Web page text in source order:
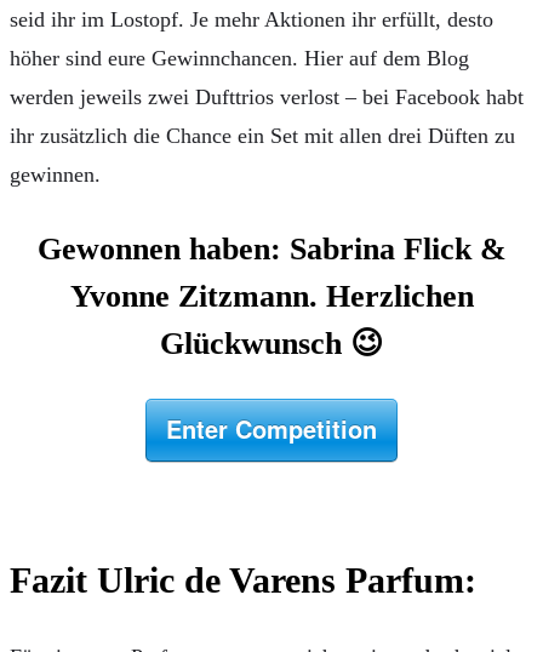
seid ihr im Lostopf. Je mehr Aktionen ihr erfüllt, desto
höher sind eure Gewinnchancen. Hier auf dem Blog
werden jeweils zwei Dufttrios verlost – bei Facebook habt
ihr zusätzlich die Chance ein Set mit allen drei Düften zu
gewinnen.
Gewonnen haben: Sabrina Flick &
Yvonne Zitzmann. Herzlichen
Glückwunsch 😉
Enter Competition
Fazit Ulric de Varens Parfum: